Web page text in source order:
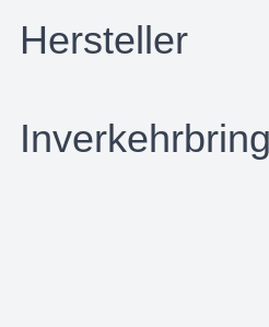
Hersteller